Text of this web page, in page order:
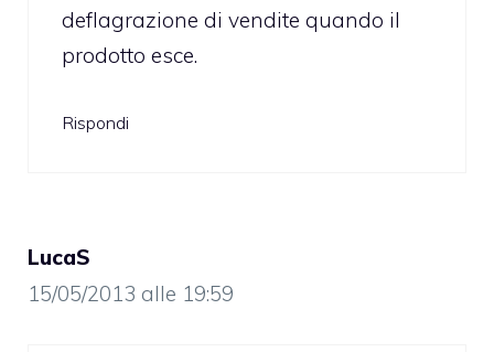
deflagrazione di vendite quando il
prodotto esce.
Rispondi
LucaS
15/05/2013 alle 19:59